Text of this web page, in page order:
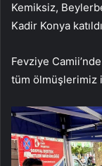
Kemiksiz,
Kadir Konya
Fevziye
tüm ölmüşlerimiz